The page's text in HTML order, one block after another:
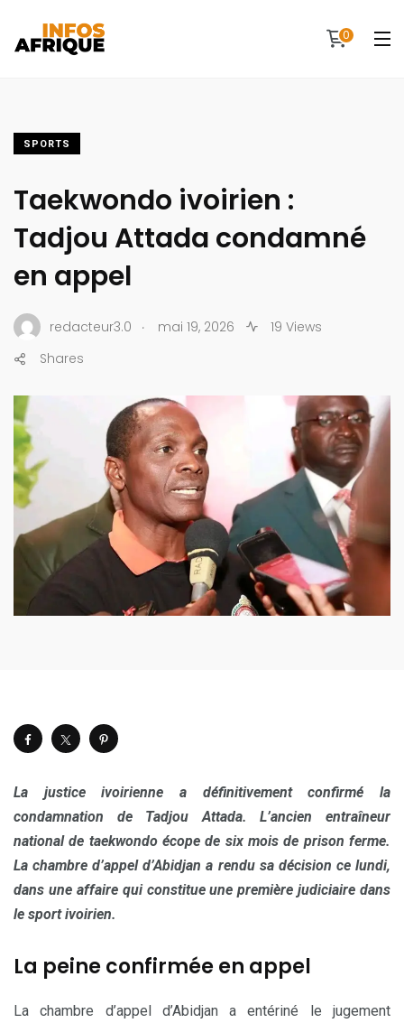
0
SPORTS
Taekwondo ivoirien :
Tadjou Attada condamné
en appel
redacteur3.0 . mai 19, 2026
19 Views
Shares
La justice ivoirienne a définitivement confirmé la
condamnation de Tadjou Attada. L’ancien entraîneur
national de taekwondo écope de six mois de prison ferme.
La chambre d’appel d’Abidjan a rendu sa décision ce lundi,
dans une affaire qui constitue une première judiciaire dans
le sport ivoirien.
La peine confirmée en appel
La chambre d’appel d’Abidjan a entériné le jugement